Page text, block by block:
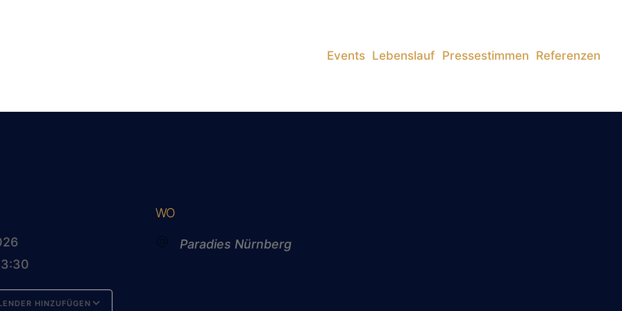
Events Lebenslauf Pressestimmen Referenzen
HINZUFÜGEN
WO
Paradies Nürnberg